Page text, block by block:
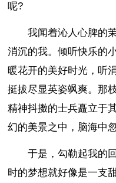
呢?
我闻着沁人心脾的
消沉的我。倾听快乐的
暖花开的美好时光，听
挺拔尽显英姿飒爽。那
精神抖擞的士兵矗立于
幻的美景之中，脑海中
于是，勾勒起我的
时的梦想就好像是一支